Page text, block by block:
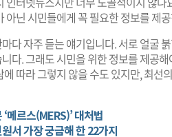
아닌 시민들에게 꼭 필요한 정보를 제
다 자주 듣는 얘기입니다. 서로 얼굴
다. 그래도 시민을 위한 정보를 제공
에 따라 그렇지 않을 수도 있지만, 최
메르스(MERS)’ 대처법
서 가장 궁금해 한 22가지